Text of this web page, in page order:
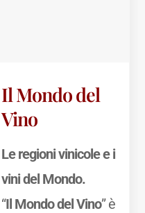
Il Mondo del
Vino
Le regioni vinicole e i
vini del Mondo.
“Il Mondo del Vino” è